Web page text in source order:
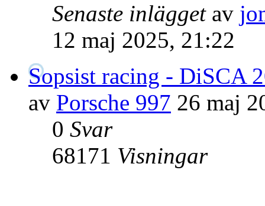
Senaste inlägget av
12 maj 2025, 21:22
Sopsist racing - DiSCA
av Porsche 997 26 maj
0 Svar
68171 Visningar